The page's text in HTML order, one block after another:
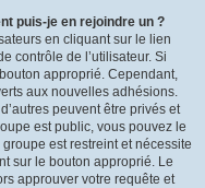
puis-je en rejoindre un ?
en cliquant sur le lien
contrôle de l’utilisateur. Si
approprié. Cependant,
aux nouvelles adhésions.
peuvent être privés et
est public, vous pouvez le
est restreint et nécessite
sur le bouton approprié. Le
approuver votre requête et